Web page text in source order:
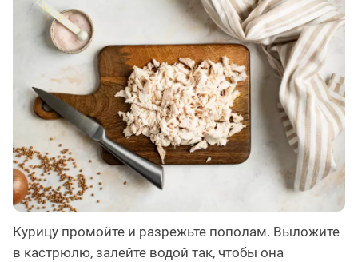
Курицу промойте и разрежьте пополам. Выложите
в кастрюлю, залейте водой так, чтобы она